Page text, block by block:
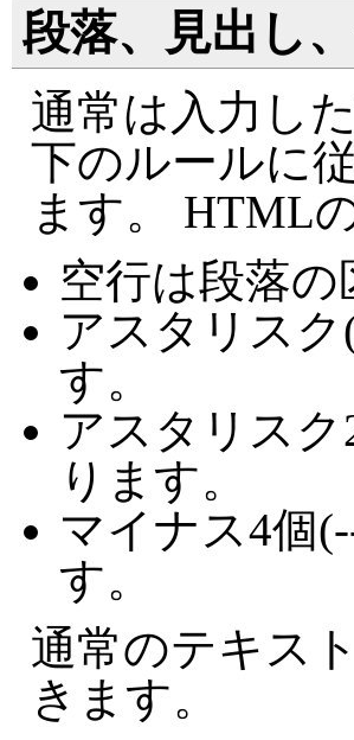
段落、見出し
通常は入力し
下のルールに
ます。 HTML
空行は段落
アスタリス
す。
アスタリス
ります。
マイナス4個
す。
通常のテキス
きます。